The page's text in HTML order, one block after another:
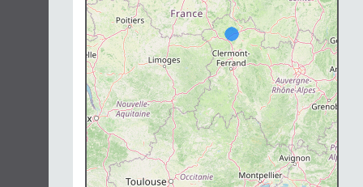
Chargement...